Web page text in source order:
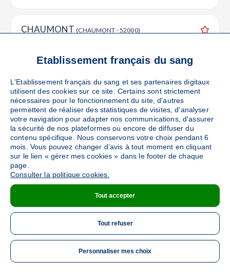
ME
CHAUMONT(CHAUMONT - 52000)
1105 places disponibles
PRENDRE RENDEZ-VOUS
TROYES(TROYES - 10003)
Maison du Don Plasma
3591 places disponibles
PRENDRE RENDEZ-VOUS
REIMS
Maison du Don
Etablissement français du sang
L'Etablissement français du sang et ses partenaires digitaux
utilisent des cookies sur ce site. Certains sont strictement
nécessaires pour le fonctionnement du site, d'autres
permettent de réaliser des statistiques de visites, d'analyser
votre navigation pour adapter nos communications, d'assurer
la sécurité de nos plateformes ou encore de diffuser du
contenu spécifique. Nous conservons votre choix pendant 6
mois. Vous pouvez changer d’avis à tout moment en cliquant
sur le lien « gérer mes cookies » dans le footer de chaque
page.
Consulter la politique cookies.
Tout accepter
Tout refuser
Personnaliser mes choix